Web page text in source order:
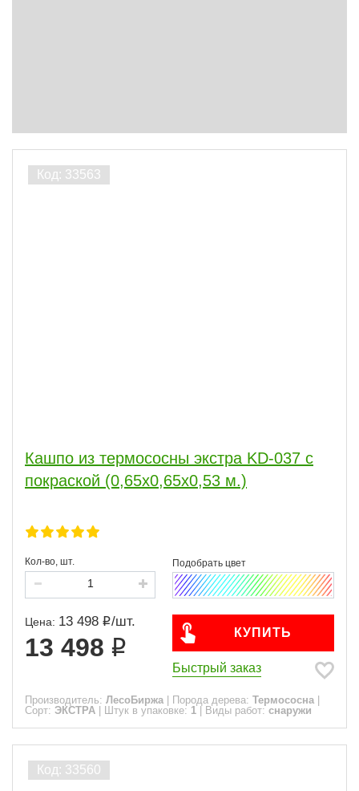
Кашпо из термососны экстра KD-037 с
покраской (0,65х0,65х0,53 м.)
Кол-во, шт.
Цена: 13 498 /шт.
13 498
КУПИТЬ
Быстрый заказ
Производитель: ЛесоБиржа Порода дерева: Термососна
Сорт: ЭКСТРА Штук в упаковке: 1 Виды работ: снаружи